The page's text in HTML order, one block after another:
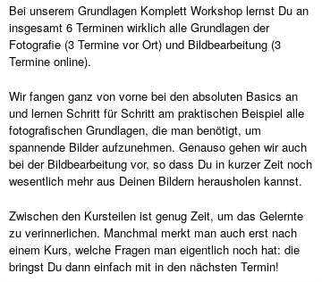
Bei unserem Grundlagen Komplett Workshop lernst Du an
insgesamt 6 Terminen wirklich alle Grundlagen der
Fotografie (3 Termine vor Ort) und Bildbearbeitung (3
Termine online).
Wir fangen ganz von vorne bei den absoluten Basics an
und lernen Schritt für Schritt am praktischen Beispiel alle
fotografischen Grundlagen, die man benötigt, um
spannende Bilder aufzunehmen. Genauso gehen wir auch
bei der Bildbearbeitung vor, so dass Du in kurzer Zeit noch
wesentlich mehr aus Deinen Bildern herausholen kannst.
Zwischen den Kursteilen ist genug Zeit, um das Gelernte
zu verinnerlichen. Manchmal merkt man auch erst nach
einem Kurs, welche Fragen man eigentlich noch hat: die
bringst Du dann einfach mit in den nächsten Termin!